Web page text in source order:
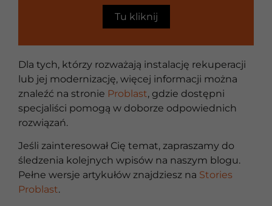
Tu kliknij
Dla tych, którzy rozważają instalację rekuperacji
lub jej modernizację, więcej informacji można
znaleźć na stronie Problast, gdzie dostępni
specjaliści pomogą w doborze odpowiednich
rozwiązań.
Jeśli zainteresował Cię temat, zapraszamy do
śledzenia kolejnych wpisów na naszym blogu.
Pełne wersje artykułów znajdziesz na Stories
Problast.